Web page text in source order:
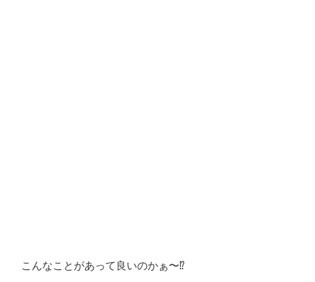
こんなことがあって良いのかぁ〜⁉︎